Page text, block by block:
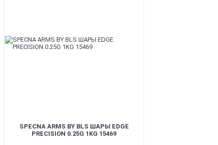
SPECNA ARMS BY BLS ШАРЫ EDGE
PRECISION 0.25G 1KG 15469